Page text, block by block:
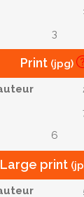
3
Print (jpg)
6
Large print